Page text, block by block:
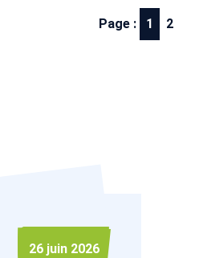
Page : 1 2
26 juin 2026